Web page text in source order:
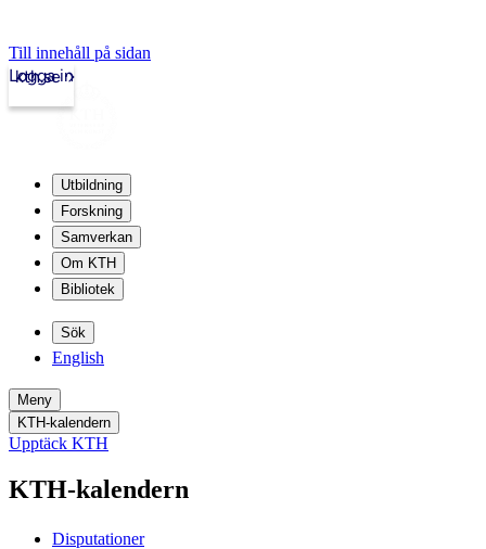
Till innehåll på sidan
kth.se
Logga in
Utbildning
Forskning
Samverkan
Om KTH
Bibliotek
Sök
English
Meny
KTH-kalendern
Upptäck KTH
KTH-kalendern
Disputationer